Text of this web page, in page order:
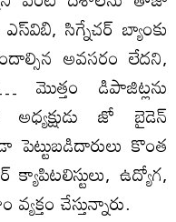
సిగ్నేచర్‌ బ్యాంకు
అవసరం లేదని,
మొత్తం డిపాజిట్లను
అధ్యక్షుడు జో బైడెన్‌
కొంత
ఉద్యోగ,
చేస్తున్నారు.